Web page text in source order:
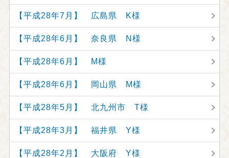
【平成28年7月】 広島県 K様
【平成28年6月】 奈良県 N様
【平成28年6月】 M様
【平成28年6月】 岡山県 M様
【平成28年5月】 北九州市 T様
【平成28年3月】 福井県 Y様
【平成28年2月】 大阪府 Y様